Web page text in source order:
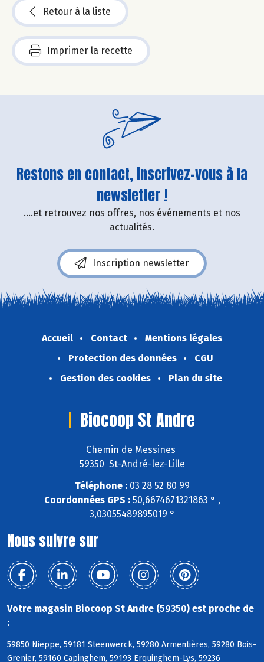
Retour à la liste
Imprimer la recette
Restons en contact, inscrivez-vous à la
newsletter !
....et retrouvez nos offres, nos événements et nos
actualités.
Inscription newsletter
Accueil Contact
Mentions légales
Protection des données
CGU
Gestion des cookies
Plan du site
Biocoop St Andre
Chemin de Messines
59350 St-André-lez-Lille
Téléphone :03 28 52 80 99
Coordonnées GPS :50,6674671321863 ° ,
3,03055489895019 °
Nous suivre sur
Votre magasin Biocoop St Andre (59350) est proche de
:
59850 Nieppe, 59181 Steenwerck, 59280 Armentières, 59280 Bois-
Grenier, 59160 Capinghem, 59193 Erquinghem-Lys, 59236